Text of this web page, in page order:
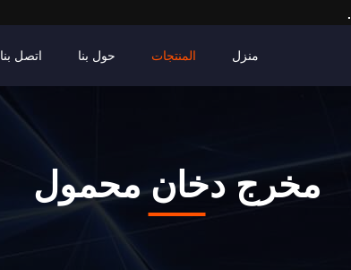
منزل المنتجات حول بنا اتصل بنا
مخرج دخان محمول